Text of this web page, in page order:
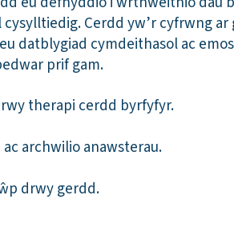
Cerdd yw’r cyfrwng
datblygiad cymdeithasol ac
prif gam.
therapi cerdd byrfyfyr.
archwilio anawsterau.
drwy gerdd.